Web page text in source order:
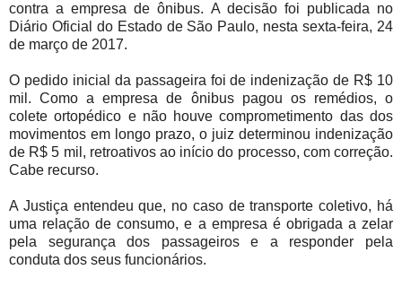
contra a empresa de ônibus. A decisão foi publicada no
Diário Oficial do Estado de São Paulo, nesta sexta-feira, 24
de março de 2017.
O pedido inicial da passageira foi de indenização de R$ 10
mil. Como a empresa de ônibus pagou os remédios, o
colete ortopédico e não houve comprometimento das dos
movimentos em longo prazo, o juiz determinou indenização
de R$ 5 mil, retroativos ao início do processo, com correção.
Cabe recurso.
A Justiça entendeu que, no caso de transporte coletivo, há
uma relação de consumo, e a empresa é obrigada a zelar
pela segurança dos passageiros e a responder pela
conduta dos seus funcionários.